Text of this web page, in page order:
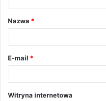
Nazwa *
E-mail *
Witryna internetowa